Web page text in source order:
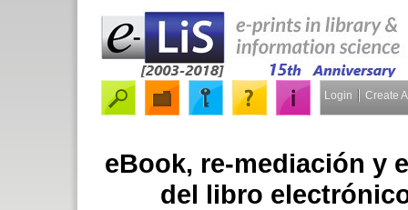
Login Create
eBook, re-mediación y
del libro